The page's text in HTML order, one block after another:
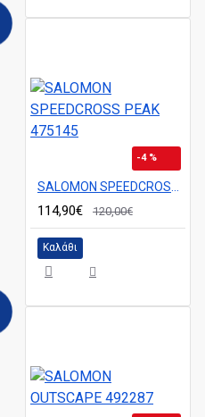
-4 %
SALOMON SPEEDCROSS PEAK 475145
114,90€ 120,00€
Καλάθι